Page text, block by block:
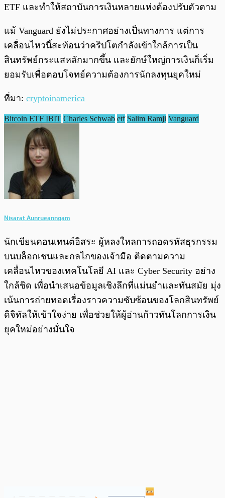
ETF และทำให้สถาบันการเงินหลายแห่งต้องปรับตัวตาม
แม้ Vanguard ยังไม่ประกาศอย่างเป็นทางการ แต่การ
เคลื่อนไหวนี้สะท้อนว่าคริปโตกำลังเข้าใกล้การเป็น
สินทรัพย์กระแสหลักมากขึ้น และยักษ์ใหญ่การเงินก็เริ่ม
ยอมรับเพื่อตอบโจทย์ความต้องการนักลงทุนยุคใหม่
ที่มา: cryptoinamerica
Bitcoin ETF IBIT Charles Schwab etf Salim Ramji Vanguard
Nisarat Aunrueanngam
นักเขียนคอนเทนต์อิสระ ผู้หลงใหลการถอดรหัสธุรกรรม
บนบล็อกเชนและกลไกของเจ้ามือ ติดตามความ
เคลื่อนไหวของเทคโนโลยี AI และ Cyber Security อย่าง
ใกล้ชิด เพื่อนำเสนอข้อมูลเชิงลึกที่แม่นยำและทันสมัย มุ่ง
เน้นการถ่ายทอดเรื่องราวความซับซ้อนของโลกสินทรัพย์
ดิจิทัลให้เข้าใจง่าย เพื่อช่วยให้ผู้อ่านก้าวทันโลกการเงิน
ยุคใหม่อย่างมั่นใจ